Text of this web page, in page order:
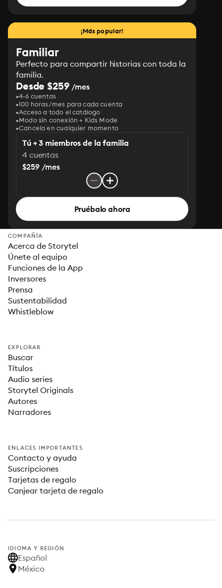
¡Más popular!
Familiar
Perfecto para compartir historias con toda la
familia.
Desde $259/mes
4-6 cuentas
100 horas/mes para cada cuenta
Acceso a todo el catálogo
Modo sin conexión + Kids Mode
Cancela en cualquier momento
Tú + 3 miembros de la familia
4 cuentas
$259 /mes
Pruébalo ahora
COMPAÑÍA
Acerca de Storytel
Únete al equipo
Funciones de la App
Inversores
Prensa
Sustentabilidad
Whistleblow
EXPLORAR
Buscar
Títulos
Audio series
Storytel Originals
Autores
Narradores
ENLACES IMPORTANTES
Contacto y ayuda
Suscripciones
Tarjetas de regalo
Canjear tarjeta de regalo
IDIOMA Y REGIÓN
Español
México